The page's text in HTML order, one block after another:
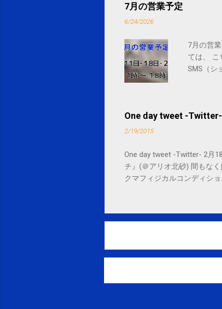
7月の営業予定
6/24/2026
7月の営
ては、
SMS（シ
One day tweet -Twitter-
2/19/2015
One day tweet -Twitter- 2月
チ』(＠アリオ北砂) 間もな
クマフィジカルコンディシ